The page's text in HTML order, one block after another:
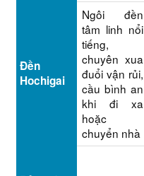
Đền
Hochigai
Ngôi đền
tâm linh nổi
tiếng,
chuyên xua
đuổi vận rủi,
cầu bình an
khi đi xa
hoặc
chuyển nhà